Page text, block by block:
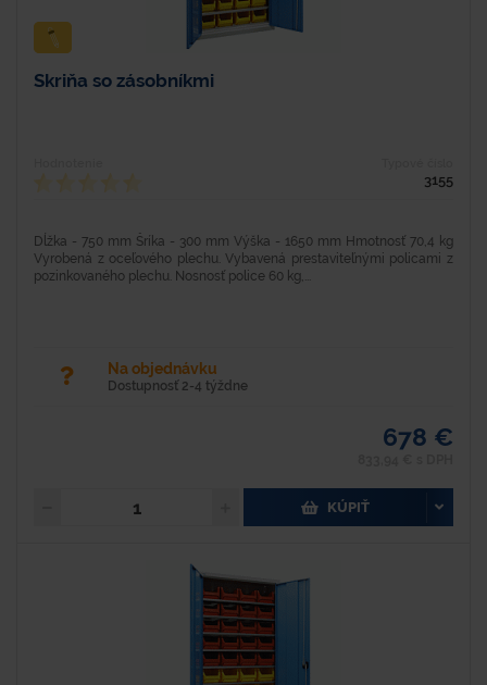
Skriňa so zásobníkmi
3155
Dĺžka - 750 mm Šríka - 300 mm Výška - 1650 mm Hmotnosť 70,4 kg
Vyrobená z oceľového plechu. Vybavená prestaviteľnými policami z
pozinkovaného plechu. Nosnosť police 60 kg,...
Na objednávku
Dostupnosť 2-4 týždne
678 €
KÚPIŤ